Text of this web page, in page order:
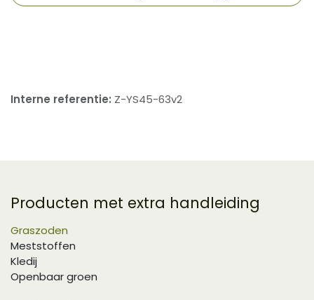
Interne referentie: Z-YS45-63v2
Producten met extra handleiding
Graszoden
Meststoffen
Kledij
Openbaar groen